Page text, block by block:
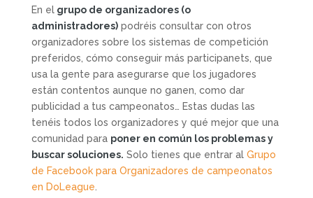
En elgrupo de organizadores (o
administradores)podréis consultar con otros
organizadores sobre los sistemas de competición
preferidos, cómo conseguir más participanets, que
usa la gente para asegurarse que los jugadores
están contentos aunque no ganen, como dar
publicidad a tus campeonatos… Estas dudas las
tenéis todos los organizadores y qué mejor que una
comunidad para poner en común los problemas y
buscar soluciones. Solo tienes que entrar al Grupo
de Facebook para Organizadores de campeonatos
en DoLeague